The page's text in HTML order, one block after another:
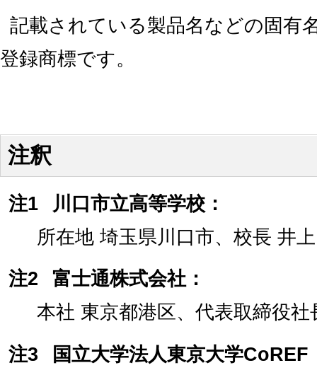
記載されている製品名などの固有
登録商標です。
注釈
注1
川口市立高等学校：
所在地 埼玉県川口市、校長 井
注2
富士通株式会社：
本社 東京都港区、代表取締役社
注3
国立大学法人東京大学CoREF